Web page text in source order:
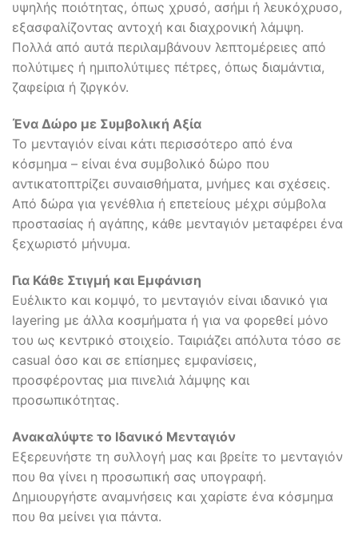
υψηλής ποιότητας, όπως χρυσό, ασήμι ή λευκόχρυσο,
εξασφαλίζοντας αντοχή και διαχρονική λάμψη.
Πολλά από αυτά περιλαμβάνουν λεπτομέρειες από
πολύτιμες ή ημιπολύτιμες πέτρες, όπως διαμάντια,
ζαφείρια ή ζιργκόν.
Ένα Δώρο με Συμβολική Αξία
Το μενταγιόν είναι κάτι περισσότερο από ένα
κόσμημα – είναι ένα συμβολικό δώρο που
αντικατοπτρίζει συναισθήματα, μνήμες και σχέσεις.
Από δώρα για γενέθλια ή επετείους μέχρι σύμβολα
προστασίας ή αγάπης, κάθε μενταγιόν μεταφέρει ένα
ξεχωριστό μήνυμα.
Για Κάθε Στιγμή και Εμφάνιση
Ευέλικτο και κομψό, το μενταγιόν είναι ιδανικό για
layering με άλλα κοσμήματα ή για να φορεθεί μόνο
του ως κεντρικό στοιχείο. Ταιριάζει απόλυτα τόσο σε
casual όσο και σε επίσημες εμφανίσεις,
προσφέροντας μια πινελιά λάμψης και
προσωπικότητας.
Ανακαλύψτε το Ιδανικό Μενταγιόν
Εξερευνήστε τη συλλογή μας και βρείτε το μενταγιόν
που θα γίνει η προσωπική σας υπογραφή.
Δημιουργήστε αναμνήσεις και χαρίστε ένα κόσμημα
που θα μείνει για πάντα.